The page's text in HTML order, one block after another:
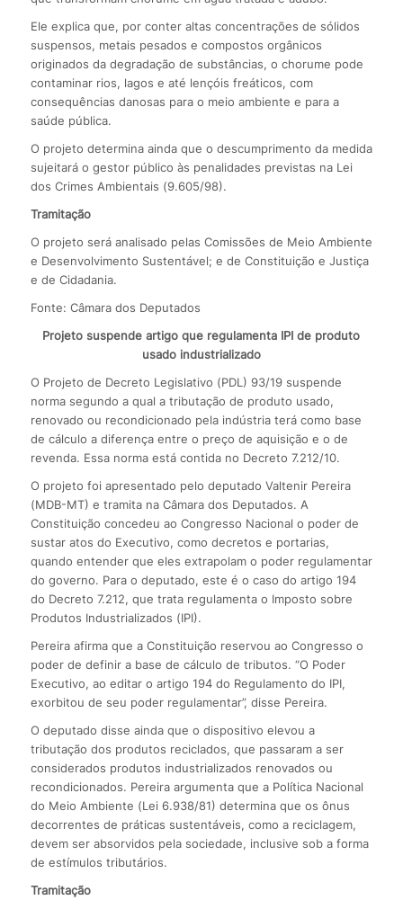
Ele explica que, por conter altas concentrações de sólidos
suspensos, metais pesados e compostos orgânicos
originados da degradação de substâncias, o chorume pode
contaminar rios, lagos e até lençóis freáticos, com
consequências danosas para o meio ambiente e para a
saúde pública.
O projeto determina ainda que o descumprimento da medida
sujeitará o gestor público às penalidades previstas na Lei
dos Crimes Ambientais (9.605/98).
Tramitação
O projeto será analisado pelas Comissões de Meio Ambiente
e Desenvolvimento Sustentável; e de Constituição e Justiça
e de Cidadania.
Fonte: Câmara dos Deputados
Projeto suspende artigo que regulamenta IPI de produto
usado industrializado
O Projeto de Decreto Legislativo (PDL) 93/19 suspende
norma segundo a qual a tributação de produto usado,
renovado ou recondicionado pela indústria terá como base
de cálculo a diferença entre o preço de aquisição e o de
revenda. Essa norma está contida no Decreto 7.212/10.
O projeto foi apresentado pelo deputado Valtenir Pereira
(MDB-MT) e tramita na Câmara dos Deputados. A
Constituição concedeu ao Congresso Nacional o poder de
sustar atos do Executivo, como decretos e portarias,
quando entender que eles extrapolam o poder regulamentar
do governo. Para o deputado, este é o caso do artigo 194
do Decreto 7.212, que trata regulamenta o Imposto sobre
Produtos Industrializados (IPI).
Pereira afirma que a Constituição reservou ao Congresso o
poder de definir a base de cálculo de tributos. “O Poder
Executivo, ao editar o artigo 194 do Regulamento do IPI,
exorbitou de seu poder regulamentar”, disse Pereira.
O deputado disse ainda que o dispositivo elevou a
tributação dos produtos reciclados, que passaram a ser
considerados produtos industrializados renovados ou
recondicionados. Pereira argumenta que a Política Nacional
do Meio Ambiente (Lei 6.938/81) determina que os ônus
decorrentes de práticas sustentáveis, como a reciclagem,
devem ser absorvidos pela sociedade, inclusive sob a forma
de estímulos tributários.
Tramitação